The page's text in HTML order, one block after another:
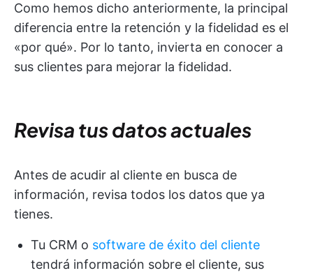
Como hemos dicho anteriormente, la principal
diferencia entre la retención y la fidelidad es el
«por qué». Por lo tanto, invierta en conocer a
sus clientes para mejorar la fidelidad.
Revisa tus datos actuales
Antes de acudir al cliente en busca de
información, revisa todos los datos que ya
tienes.
Tu CRM o software de éxito del cliente
tendrá información sobre el cliente, sus